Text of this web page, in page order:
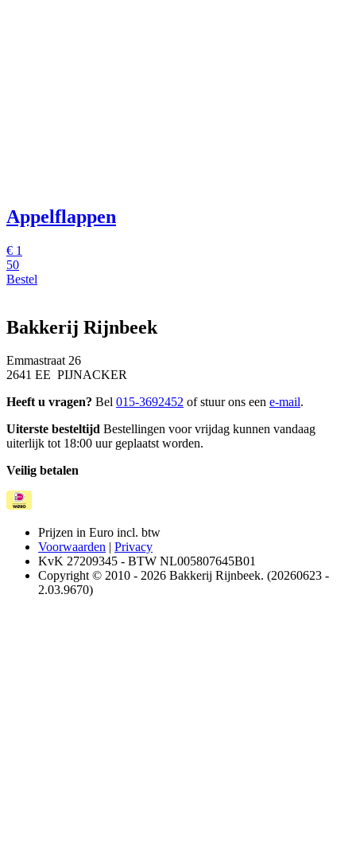
Appelflappen
€ 1
50
Bestel
Bakkerij Rijnbeek
Emmastraat 26
2641 EE PIJNACKER
Heeft u vragen? Bel 015-3692452 of stuur ons een e-mail.
Uiterste besteltijd Bestellingen voor vrijdag kunnen vandaag
uiterlijk tot 18:00 uur geplaatst worden.
Veilig betalen
Prijzen in Euro incl. btw
Voorwaarden | Privacy
KvK 27209345 - BTW NL005807645B01
Copyright © 2010 - 2026 Bakkerij Rijnbeek. (20260623 -
2.03.9670)